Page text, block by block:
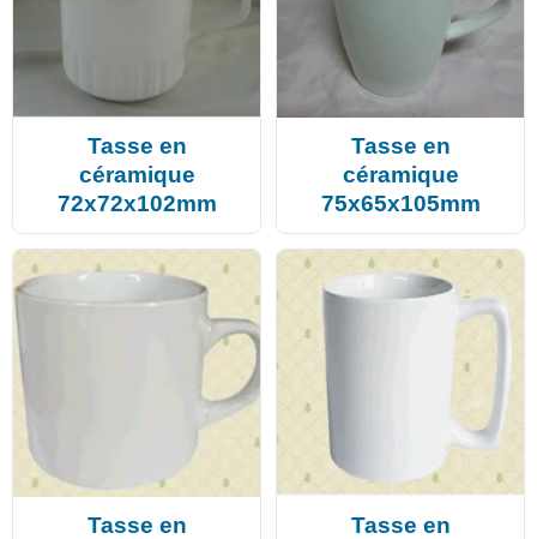
Tasse en
céramique
72x72x102mm
Tasse en
céramique
75x65x105mm
Tasse en
Tasse en